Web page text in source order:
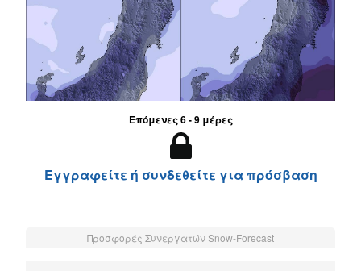
Επόμενες 6 - 9 μέρες
Εγγραφείτε ή συνδεθείτε για πρόσβαση
Προσφορές Συνεργατών Snow-Forecast